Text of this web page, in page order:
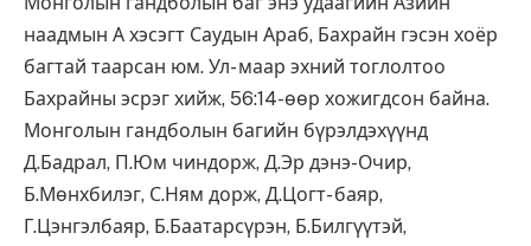
наадмын А хэсэгт Саудын Араб, Бахрайн гэсэн хоёр
багтай таарсан юм. Ул- маар эхний тоглолтоо
Бахрайны эсрэг хийж, 56:14-өөр хожигдсон байна.
Монголын гандболын багийн бүрэлдэхүүнд
Д.Бадрал, П.Юм чиндорж, Д.Эр дэнэ-Очир,
Б.Мөнхбилэг, С.Ням дорж, Д.Цогт- баяр,
Г.Цэнгэлбаяр, Б.Баатарсүрэн, Б.Билгүүтэй,